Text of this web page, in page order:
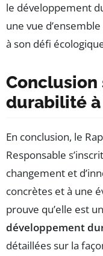
le développement
une vue
à son défi
Conclusion
durabilité
En conclusion, le
Responsable
changement et
concrètes et à une
prouve qu’elle est
développement
détaillées sur la